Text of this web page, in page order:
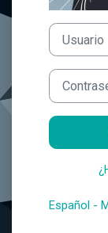
Usuario
Contraseña
Español -